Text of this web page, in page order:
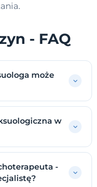
- FAQ
może
w
-